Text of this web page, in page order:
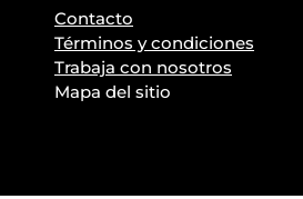
Contacto
Términos y condiciones
Trabaja con nosotros
Mapa del sitio